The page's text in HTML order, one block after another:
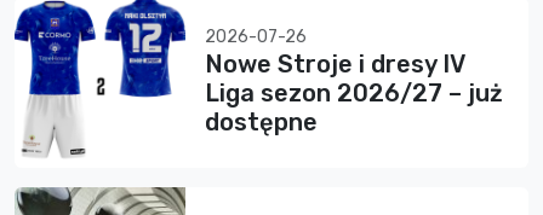
2026-07-26
Nowe Stroje i dresy IV
Liga sezon 2026/27 – już
dostępne